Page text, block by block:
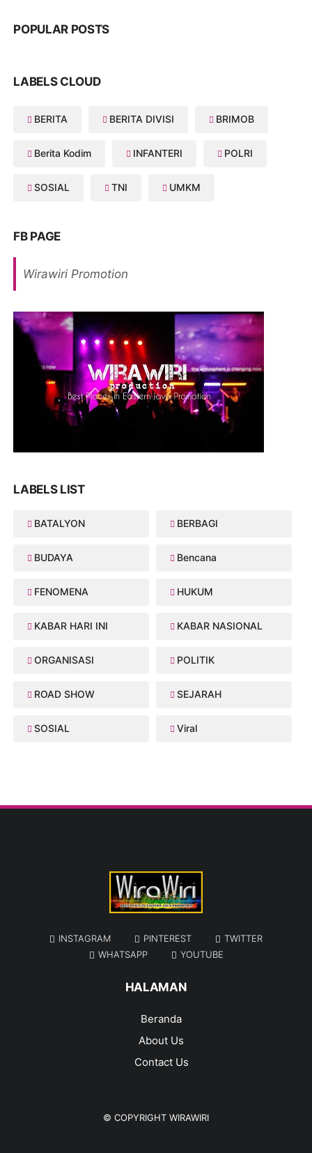
POPULAR POSTS
LABELS CLOUD
BERITA BERITA DIVISI BRIMOB
Berita Kodim INFANTERI POLRI
SOSIAL TNI UMKM
FB PAGE
Wirawiri Promotion
LABELS LIST
BATALYON BERBAGI
BUDAYA Bencana
FENOMENA HUKUM
KABAR HARI INI KABAR NASIONAL
ORGANISASI POLITIK
ROAD SHOW SEJARAH
SOSIAL Viral
INSTAGRAM PINTEREST
TWITTER
WHATSAPP
YOUTUBE
HALAMAN
Beranda
About Us
Contact Us
© COPYRIGHT WIRAWIRI